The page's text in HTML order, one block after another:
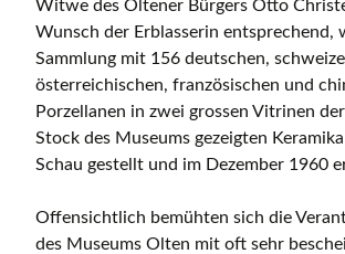
Witwe des Oltener Bürgers Otto
Wunsch der Erblasserin entsprechend,
Sammlung mit 156 deutschen,
österreichischen, französischen und
Porzellanen in zwei grossen Vitrinen
Stock des Museums gezeigten
Schau gestellt und im Dezember 1960
Offensichtlich bemühten sich die
des Museums Olten mit oft sehr